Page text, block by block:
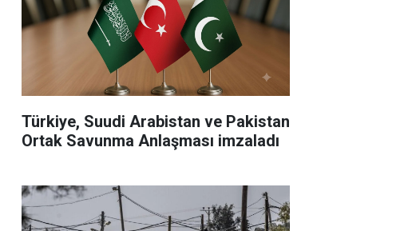
Türkiye, Suudi Arabistan ve Pakistan
Ortak Savunma Anlaşması imzaladı